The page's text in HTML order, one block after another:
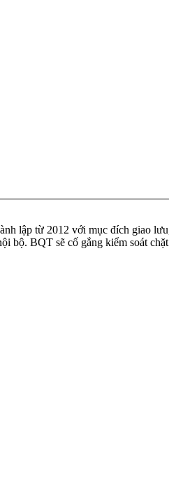
lập từ 2012 với mục đích giao
BQT sẽ cố gắng kiểm soát